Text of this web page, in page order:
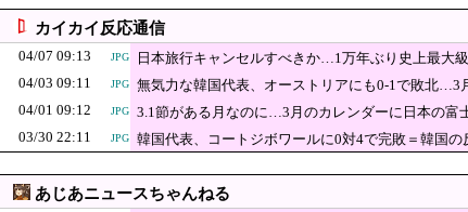
JPG
【悲報】ﾈｯﾄ民「正規ディーラーで車検を頼んだら担当整
ｗｗｗｗｗｗｗｗｗｗｗｗｗｗ
韓国の人気コーヒーチェーン「ペクスダバン」が日本初上陸！東京・新橋
PNG 左翼市民団体、広島では通用せず「人殺しの
が汚いんじゃ！」「ワシらが広島県民じゃ」
JPG
韓国人「現在、日本でとんでもない進化を遂
【悲報】中道・立憲・公明が合流めぐり食い違い・・・立憲執行部「中道
JPG 「外国人受け入れ反対」大幅増56.3(%) 東大調査 前回から20ポイント以上
カイカイ反応通信
04/07 09:13
JPG
日本旅行キャンセルすべきか…1万年ぶり史上最大
04/03 09:11
JPG
無気力な韓国代表、オーストリアにも0-1で敗北…3
04/01 09:12
JPG
3.1節がある月なのに…3月のカレンダーに日本の富
03/30 22:11
JPG 韓国代表、コートジボワールに0対4で完敗＝韓国の
あじあニュースちゃんねる